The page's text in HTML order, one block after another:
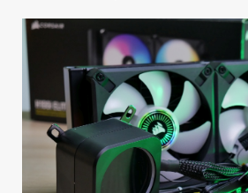
KAUPPA
VAIHDA TEEMA
HAKU